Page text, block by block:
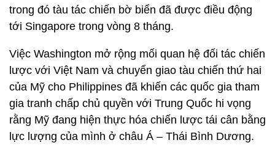
trong đó tàu tác chiến bờ biển đã được điều động
tới Singapore trong vòng 8 tháng.
Việc Washington mở rộng mối quan hệ đối tác chiến
lược với Việt Nam và chuyển giao tàu chiến thứ hai
của Mỹ cho Philippines đã khiến các quốc gia tham
gia tranh chấp chủ quyền với Trung Quốc hi vọng
rằng Mỹ đang hiện thực hóa chiến lược tái cân bằng
lực lượng của mình ở châu Á – Thái Bình Dương.